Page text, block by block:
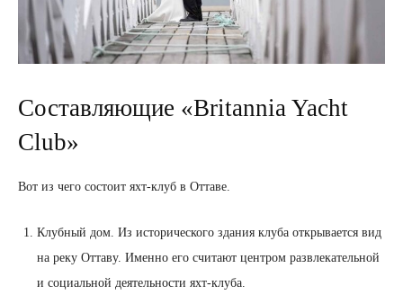
Составляющие «Britannia Yacht
Club»
Вот из чего состоит яхт-клуб в Оттаве.
Клубный дом. Из исторического здания клуба открывается вид
на реку Оттаву. Именно его считают центром развлекательной
и социальной деятельности яхт-клуба.